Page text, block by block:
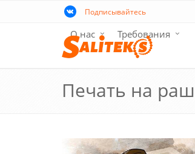
Подписывайтесь
О нас
Требования
Печать на